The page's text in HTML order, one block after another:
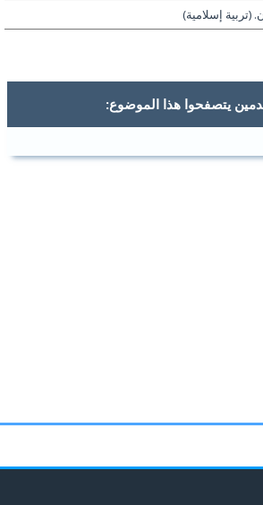
يتصفحوا هذا الموضوع: